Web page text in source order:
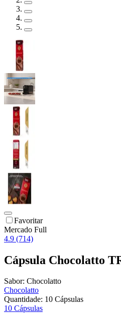
Favoritar
Mercado Full
4.9 (714)
Cápsula Chocolatto
Sabor: Chocolatto
Chocolatto
Quantidade: 10 Cápsulas
10 Cápsulas